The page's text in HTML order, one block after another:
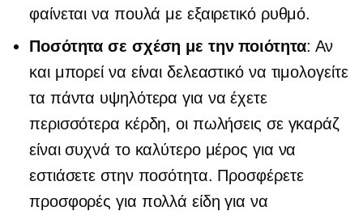
φαίνεται να πουλά με εξαιρετικό ρυθμό.
Ποσότητα σε σχέση με την ποιότητα: Αν
και μπορεί να είναι δελεαστικό να τιμολογείτε
τα πάντα υψηλότερα για να έχετε
περισσότερα κέρδη, οι πωλήσεις σε γκαράζ
είναι συχνά το καλύτερο μέρος για να
εστιάσετε στην ποσότητα. Προσφέρετε
προσφορές για πολλά είδη για να